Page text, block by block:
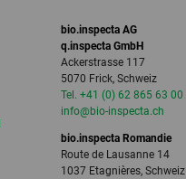
bio.inspecta AG
q.inspecta GmbH
Ackerstrasse 117
5070 Frick, Schweiz
Tel. +41 (0) 62 865 63 00
info@bio-inspecta.ch
bio.inspecta Romandie
Route de Lausanne 14
1037 Etagnières, Schweiz